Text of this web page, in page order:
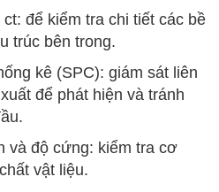
để kiểm tra chi tiết các bề
trúc bên trong.
kê (SPC): giám sát liên
để phát hiện và tránh
và độ cứng: kiểm tra cơ
vật liệu.